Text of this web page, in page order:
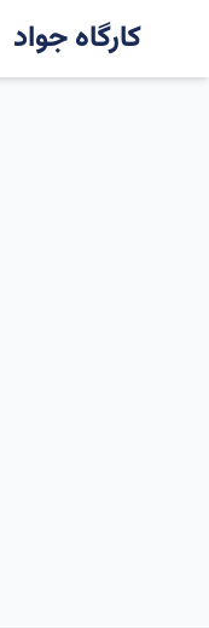
کارگاه جواد